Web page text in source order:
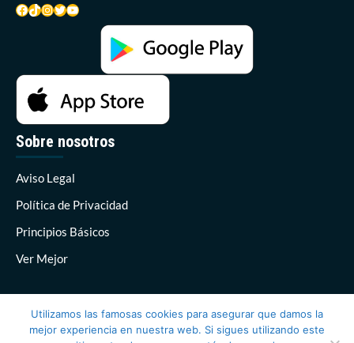
Facebook
TikTok
Instagram
Twitter
YouTube
Sobre nosotros
Aviso Legal
Política de Privacidad
Principios Básicos
Ver Mejor
Utilizamos las famosas cookies para asegurar que damos la
mejor experiencia en nuestra web. Si sigues utilizando este